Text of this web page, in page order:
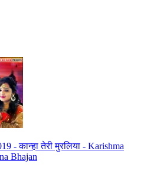
- कान्हा तेरी मुरलिया - Karishma
Bhajan